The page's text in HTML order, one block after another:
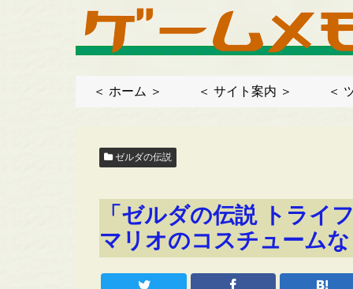
＜ ホーム ＞ ＜ サイト案内 ＞ ＜
ゼルダの伝説
「ゼルダの伝説 トライ
マリオのコスチューム